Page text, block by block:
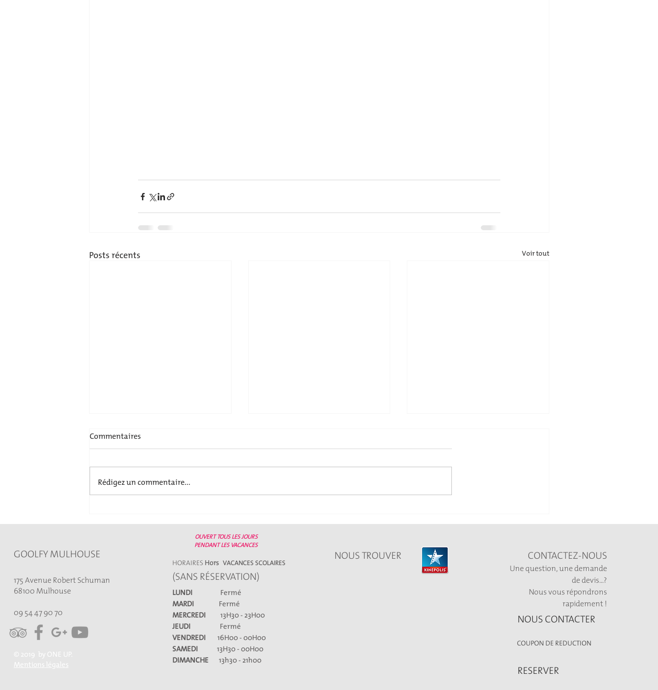
Posts récents Voir tout
Joyeuses fêtes de Pâques
Le Goolfy de Mulhouse vous
souhaite de très belles fêtes de
le week-end de Pâques ,
enfants nous organisons
Joyeux Noël
Commentaires
Rédigez un commentaire...
GOOLFY MULHOUSE
175 Avenue Robert Schuman
68100 Mulhouse
09 54 47 90 70
© 2019 by ONE UP.
Mentions légales
OUVERT TOUS LES JOURS
PENDANT LES VACANCES
HORAIRES Hors VACANCES SCOLAIRES
(SANS RÉSERVATION)
LUNDI
Fermé
MARDI
Fermé
MERCREDI 13H30 - 23H00
JEUDI Fermé
VENDREDI 16H00 - 00H00
SAMEDI
13H30 - 00H00
DIMANCHE 13h30 - 21h00
NOUS TROUVER CONTACTEZ-NOUS
Une question, une demande
de devis...?
Nous vous répondrons
rapidement !
NOUS CONTACTER
COUPON DE REDUCTION
RESERVER